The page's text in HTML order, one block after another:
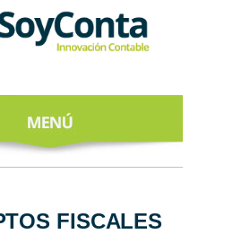
ACERCA DEFISCALES